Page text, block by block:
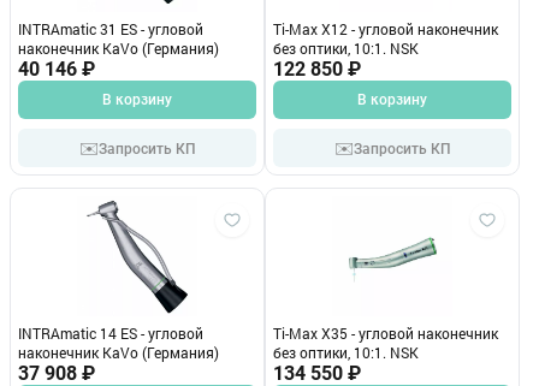
INTRAmatic 31 ES - угловой
наконечник KaVo (Германия)
40 146 ₽
В корзину
✉️Запросить КП
Ti-Max X12 - угловой наконечник
без оптики, 10:1. NSK
122 850 ₽
В корзину
✉️Запросить КП
INTRAmatic 14 ES - угловой
наконечник KaVo (Германия)
37 908 ₽
Ti-Max X35 - угловой наконечник
без оптики, 10:1. NSK
134 550 ₽